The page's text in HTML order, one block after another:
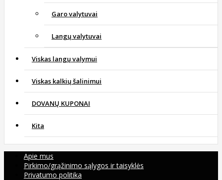
Garo valytuvai
Langų valytuvai
Viskas langų valymui
Viskas kalkių šalinimui
DOVANŲ KUPONAI
Kita
Apie mus
Pirkimo/grąžinimo sąlygos ir taisyklės
Privatumo politika